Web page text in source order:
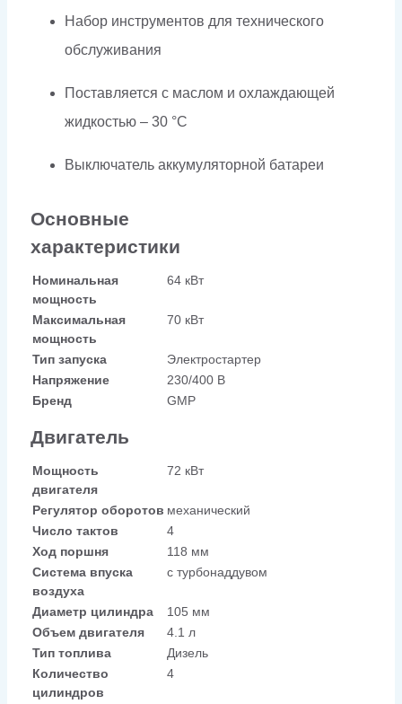
Набор инструментов для технического
обслуживания
Поставляется с маслом и охлаждающей
жидкостью – 30 °C
Выключатель аккумуляторной батареи
Основные
характеристики
Номинальная
мощность
64 кВт
Максимальная
мощность
70 кВт
Тип запуска
Электростартер
Напряжение
230/400 В
Бренд
GMP
Двигатель
Мощность
двигателя
72 кВт
Регулятор оборотов механический
Число тактов
4
Ход поршня
118 мм
Система впуска
воздуха
с турбонаддувом
Диаметр цилиндра
105 мм
Объем двигателя
4.1 л
Тип топлива
Дизель
Количество
цилиндров
4